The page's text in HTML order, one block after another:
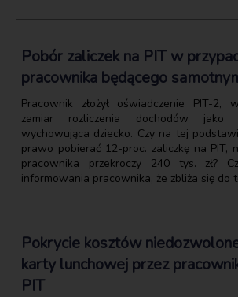
Pobór zaliczek na PIT w
pracownika będącego
Pracownik złożył oświadczenie PIT-2,
zamiar rozliczenia dochodów jako
wychowująca dziecko. Czy na tej
prawo pobierać 12-proc. zaliczkę na PIT,
pracownika przekroczy 240 tys. zł?
informowania pracownika, że zbliża się do
Pokrycie kosztów
karty lunchowej przez
PIT